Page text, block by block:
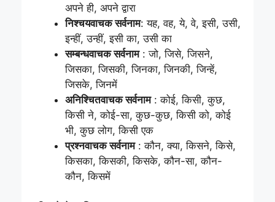
अपने ही, अपने द्वारा
निश्चयवाचक सर्वनाम: यह, वह, ये, वे, इसी, उसी,
इन्हीं, उन्हीं, इसी का, उसी का
सम्बन्धवाचक सर्वनाम: जो, जिसे, जिसने,
जिसका, जिसकी, जिनका, जिनकी, जिन्हें,
जिसके, जिनमें
अनिश्चितवाचक सर्वनाम: कोई, किसी, कुछ,
किसी ने, कोई-सा, कुछ-कुछ, किसी को, कोई
भी, कुछ लोग, किसी एक
प्रश्नवाचक सर्वनाम: कौन, क्या, किसने, किसे,
किसका, किसकी, किसके, कौन-सा, कौन-
कौन, किसमें